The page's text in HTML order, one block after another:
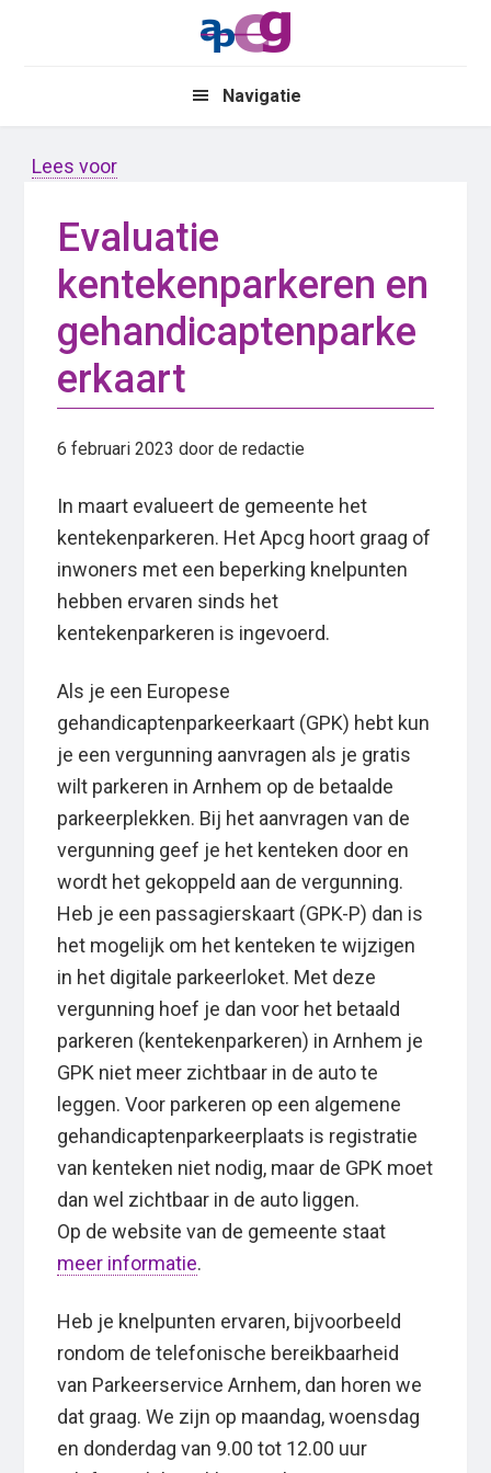
Navigatie
Lees voor
Evaluatie
kentekenparkeren en
gehandicaptenparke
erkaart
6 februari 2023 door de redactie
In maart evalueert de gemeente het
kentekenparkeren. Het Apcg hoort graag of
inwoners met een beperking knelpunten
hebben ervaren sinds het
kentekenparkeren is ingevoerd.
Als je een Europese
gehandicaptenparkeerkaart (GPK) hebt kun
je een vergunning aanvragen als je gratis
wilt parkeren in Arnhem op de betaalde
parkeerplekken. Bij het aanvragen van de
vergunning geef je het kenteken door en
wordt het gekoppeld aan de vergunning.
Heb je een passagierskaart (GPK-P) dan is
het mogelijk om het kenteken te wijzigen
in het digitale parkeerloket. Met deze
vergunning hoef je dan voor het betaald
parkeren (kentekenparkeren) in Arnhem je
GPK niet meer zichtbaar in de auto te
leggen. Voor parkeren op een algemene
gehandicaptenparkeerplaats is registratie
van kenteken niet nodig, maar de GPK moet
dan wel zichtbaar in de auto liggen.
Op de website van de gemeente staat
meer informatie.
Heb je knelpunten ervaren, bijvoorbeeld
rondom de telefonische bereikbaarheid
van Parkeerservice Arnhem, dan horen we
dat graag. We zijn op maandag, woensdag
en donderdag van 9.00 tot 12.00 uur